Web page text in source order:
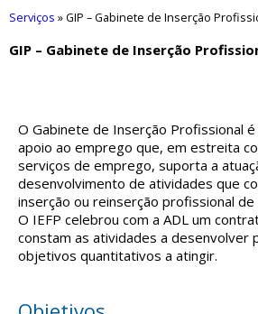
Serviços »GIP – Gabinete de Inserção
GIP – Gabinete de Inserção
O Gabinete de Inserção Profissional
apoio ao emprego que, em estreita
serviços de emprego, suporta a
desenvolvimento de atividades que
inserção ou reinserção profissional
O IEFP celebrou com a ADL um
constam as atividades a desenvolver
objetivos quantitativos a atingir.